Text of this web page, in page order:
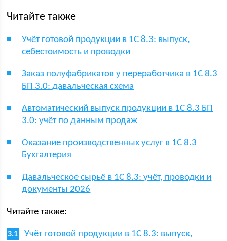
Читайте также
Учёт готовой продукции в 1С 8.3: выпуск,
себестоимость и проводки
Заказ полуфабрикатов у переработчика в 1С 8.3
БП 3.0: давальческая схема
Автоматический выпуск продукции в 1С 8.3 БП
3.0: учёт по данным продаж
Оказание производственных услуг в 1С 8.3
Бухгалтерия
Давальческое сырьё в 1С 8.3: учёт, проводки и
документы 2026
Читайте также:
Учёт готовой продукции в 1С 8.3: выпуск,